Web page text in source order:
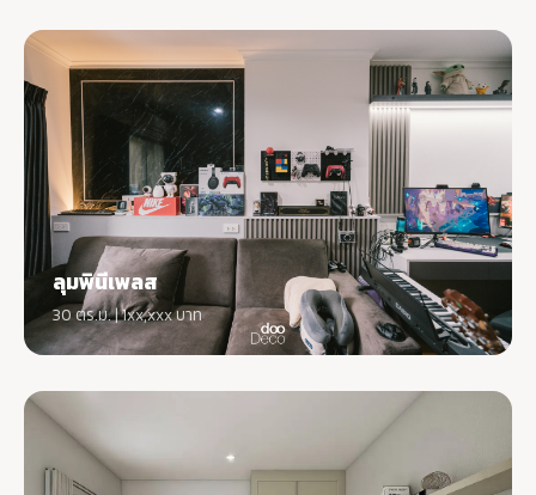
ลุมพินีเพลส
30 ตร.ม. | 1xx,xxx บาท